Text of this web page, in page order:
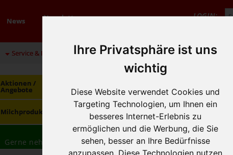
Ihre Privatsphäre ist uns
wichtig
Diese Website verwendet Cookies und
Targeting Technologien, um Ihnen ein
besseres Internet-Erlebnis zu
ermöglichen und die Werbung, die Sie
sehen, besser an Ihre Bedürfnisse
News Newsletter LOGIN:
Service & Infos 01 / 599 92 office@hausfreund.at
Aktionen /
Angebote alkoholfrei alkoholisch Kaffee /
Milchprodukte
Tiefkühlprodukte Süsswaren /
Knabbereien
Wir haben freie und zeitnahe Liefertermine
Gerne nehmen wir IhreBESTELLUNGauch TELEFONISCH
16:30